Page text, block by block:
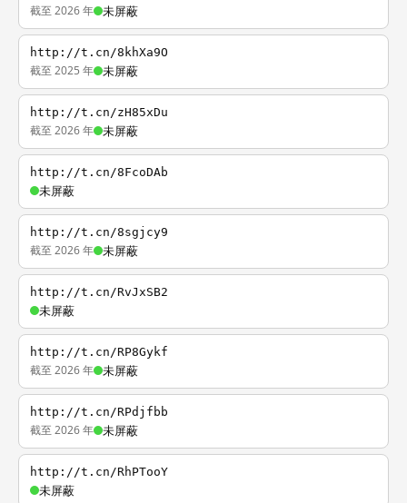
截至 2026 年 未屏蔽
http://t.cn/8khXa9O
截至 2025 年 未屏蔽
http://t.cn/zH85xDu
截至 2026 年 未屏蔽
http://t.cn/8FcoDAb
未屏蔽
http://t.cn/8sgjcy9
截至 2026 年 未屏蔽
http://t.cn/RvJxSB2
未屏蔽
http://t.cn/RP8Gykf
截至 2026 年 未屏蔽
http://t.cn/RPdjfbb
截至 2026 年 未屏蔽
http://t.cn/RhPTooY
未屏蔽